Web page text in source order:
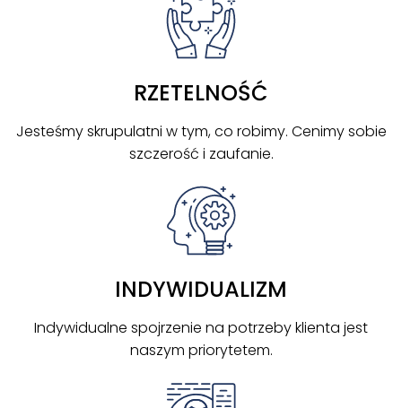
RZETELNOŚĆ
Jesteśmy skrupulatni w tym, co robimy. Cenimy sobie
szczerość i zaufanie.
INDYWIDUALIZM
Indywidualne spojrzenie na potrzeby klienta jest
naszym priorytetem.